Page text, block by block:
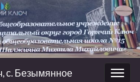
Вкл/
с. Безымянное